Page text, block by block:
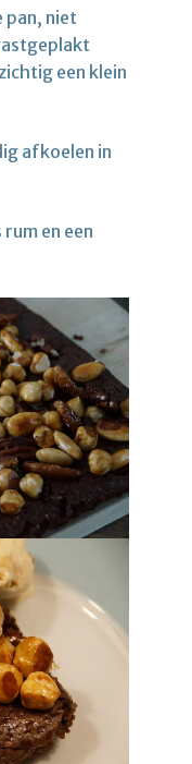
pan, niet
een klein
afkoelen in
en een